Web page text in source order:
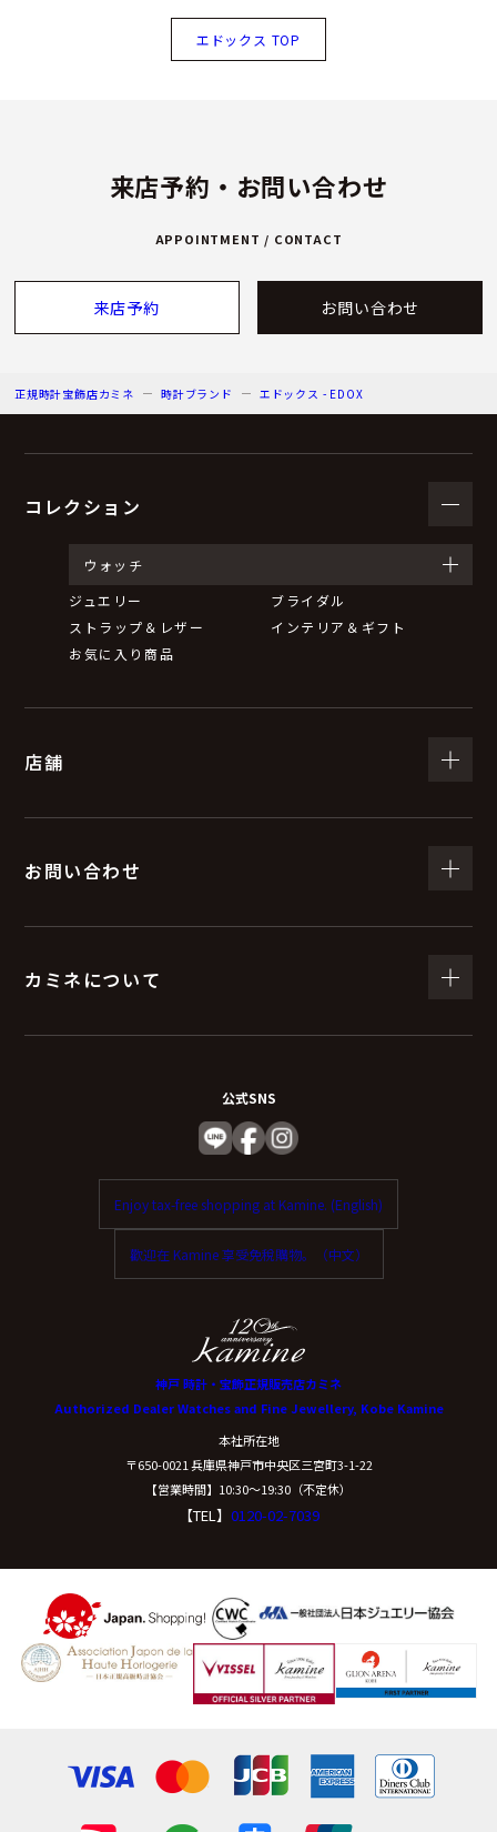
エドックス TOP
来店予約・お問い合わせ
APPOINTMENT / CONTACT
来店予約 お問い合わせ
正規時計宝飾店カミネ 時計ブランド エドックス - EDOX
コレクション
ウォッチ
ジュエリー
ブライダル
ストラップ＆レザー
インテリア＆ギフト
お気に入り商品
店舗
お問い合わせ
カミネについて
公式SNS
Enjoy tax-free shopping at Kamine. (English)
歡迎在 Kamine 享受免稅購物。（中文）
神戸 時計・宝飾正規販売店カミネ
Authorized Dealer Watches and Fine Jewellery, Kobe Kamine
本社所在地
〒650-0021 兵庫県神戸市中央区三宮町3-1-22
【営業時間】10:30〜19:30（不定休）
【TEL】 0120-02-7039